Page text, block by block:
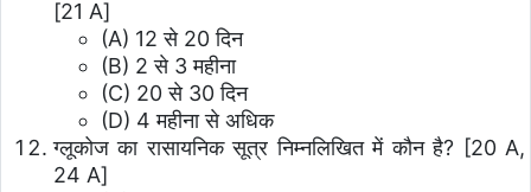
[21 A]
(A) 12 से 20 दिन
(B) 2 से 3 महीना
(C) 20 से 30 दिन
(D) 4 महीना से अधिक
ग्लूकोज का रासायनिक सूत्र निम्नलिखित में कौन है? [20 A,
24 A]